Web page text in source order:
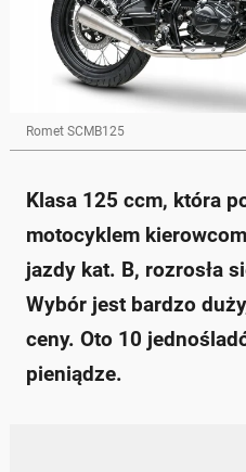
Romet SCMB125
Klasa 125 ccm, która
motocyklem
jazdy kat. B, rozrosła
Wybór jest bardzo
ceny. Oto 10
pieniądze.